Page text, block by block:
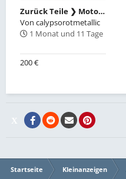
Zurück Teile ❯ Motor, Getriebe, Diff SUCHE M62B44TU Zylinderkopf 5-8 / Fahrerseite vom E39
Von calypsorotmetallic
1 Monat und 11 Tage
200 €
Startseite Kleinanzeigen